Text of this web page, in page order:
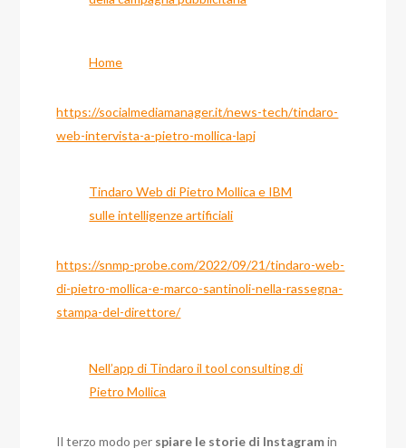
Home
https://socialmediamanager.it/news-tech/tindaro-
web-intervista-a-pietro-mollica-lapj
Tindaro Web di Pietro Mollica e IBM
sulle intelligenze artificiali
https://snmp-probe.com/2022/09/21/tindaro-web-
di-pietro-mollica-e-marco-santinoli-nella-rassegna-
stampa-del-direttore/
Nell’app di Tindaro il tool consulting di
Pietro Mollica
Il terzo modo per spiare le storie di Instagramin